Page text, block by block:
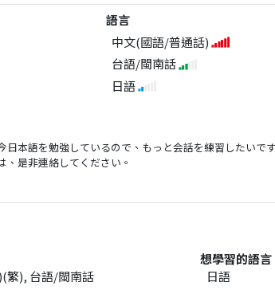
語言
中文(國語/普通話)
台語/閩南話
日語
日本語を勉強しているので、もっと会話を練習したいで
、是非連絡してください。
繁), 台語/閩南話
想學習的語言
日語